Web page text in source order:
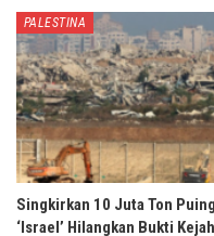
PALESTINA
Singkirkan 10 Juta Ton
‘Israel’ Hilangkan Bukti